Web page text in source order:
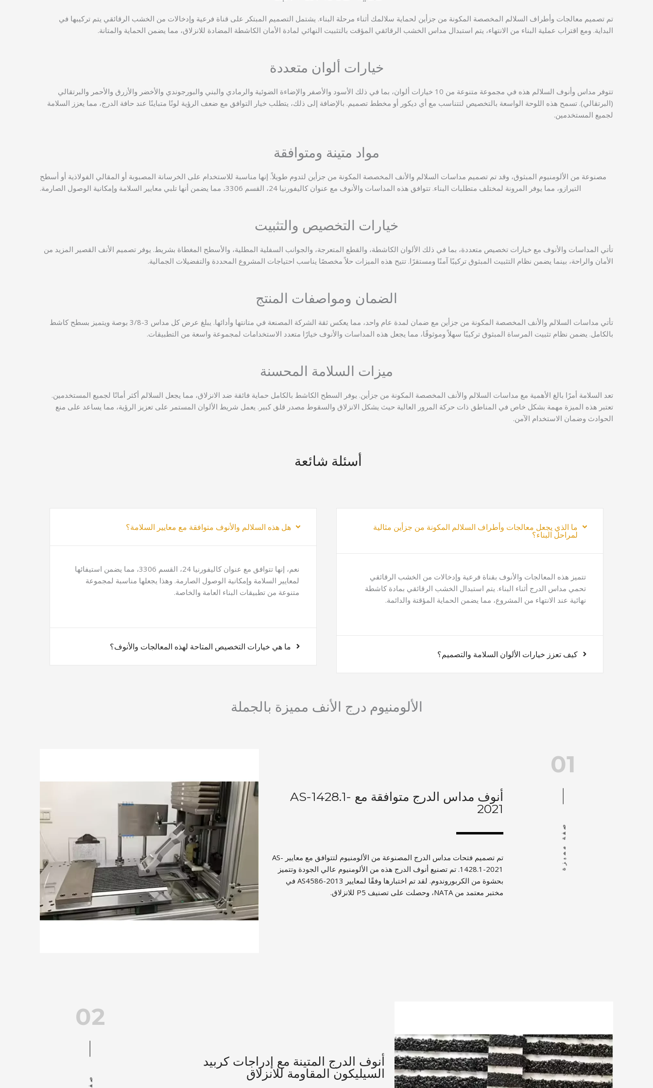
تم تصميم معالجات وأطراف السلالم المخصصة المكونة من جزأين لحماية سلالمك أثناء مرحلة البناء. يشتمل التصميم المبتكر على قناة فرعية وإدخالات من الخشب الرقائقي يتم تركيبها في
البداية. ومع اقتراب عملية البناء من الانتهاء، يتم استبدال مداس الخشب الرقائقي المؤقت بالتثبيت النهائي لمادة الأمان الكاشطة المضادة للانزلاق، مما يضمن الحماية والمتانة.
خيارات ألوان متعددة
تتوفر مداس وأنوف السلالم هذه في مجموعة متنوعة من 10 خيارات ألوان، بما في ذلك الأسود والأصفر والإضاءة الضوئية والرمادي والبني والبورجوندي والأخضر والأزرق والأحمر والبرتقالي
(البرتقالي). تسمح هذه اللوحة الواسعة بالتخصيص لتتناسب مع أي ديكور أو مخطط تصميم. بالإضافة إلى ذلك، يتطلب خيار التوافق مع ضعف الرؤية لونًا متباينًا عند حافة الدرج، مما يعزز السلامة
لجميع المستخدمين.
مواد متينة ومتوافقة
مصنوعة من الألومنيوم المبثوق، وقد تم تصميم مداسات السلالم والأنف المخصصة المكونة من جزأين لتدوم طويلاً. إنها مناسبة للاستخدام على الخرسانة المصبوبة أو المقالي الفولاذية أو أسطح
التيرازو، مما يوفر المرونة لمختلف متطلبات البناء. تتوافق هذه المداسات والأنوف مع عنوان كاليفورنيا 24، القسم 3306، مما يضمن أنها تلبي معايير السلامة وإمكانية الوصول الصارمة.
خيارات التخصيص والتثبيت
تأتي المداسات والأنوف مع خيارات تخصيص متعددة، بما في ذلك الألوان الكاشطة، والقطع المتعرجة، والجوانب السفلية المطلية، والأسطح المغطاة بشريط. يوفر تصميم الأنف القصير المزيد من
الأمان والراحة، بينما يضمن نظام التثبيت المبثوق تركيبًا آمنًا ومستقرًا. تتيح هذه الميزات حلاً مخصصًا يناسب احتياجات المشروع المحددة والتفضيلات الجمالية.
الضمان ومواصفات المنتج
تأتي مداسات السلالم والأنف المخصصة المكونة من جزأين مع ضمان لمدة عام واحد، مما يعكس ثقة الشركة المصنعة في متانتها وأدائها. يبلغ عرض كل مداس 3-3/8 بوصة ويتميز بسطح كاشط
بالكامل. يضمن نظام تثبيت المرساة المبثوق تركيبًا سهلاً وموثوقًا، مما يجعل هذه المداسات والأنوف خيارًا متعدد الاستخدامات لمجموعة واسعة من التطبيقات.
ميزات السلامة المحسنة
تعد السلامة أمرًا بالغ الأهمية مع مداسات السلالم والأنف المخصصة المكونة من جزأين. يوفر السطح الكاشط بالكامل حماية فائقة ضد الانزلاق، مما يجعل السلالم أكثر أمانًا لجميع المستخدمين.
تعتبر هذه الميزة مهمة بشكل خاص في المناطق ذات حركة المرور العالية حيث يشكل الانزلاق والسقوط مصدر قلق كبير. يعمل شريط الألوان المستمر على تعزيز الرؤية، مما يساعد على منع
الحوادث وضمان الاستخدام الآمن.
أسئلة شائعة
ما الذي يجعل معالجات وأطراف السلالم المكونة من جزأين مثالية
لمراحل البناء؟
تتميز هذه المعالجات والأنوف بقناة فرعية وإدخالات من الخشب الرقائقي
تحمي مداس الدرج أثناء البناء. يتم استبدال الخشب الرقائقي بمادة كاشطة
نهائية عند الانتهاء من المشروع، مما يضمن الحماية المؤقتة والدائمة.
كيف تعزز خيارات الألوان السلامة والتصميم؟
هل هذه السلالم والأنوف متوافقة مع معايير السلامة؟
نعم، إنها تتوافق مع عنوان كاليفورنيا 24، القسم 3306، مما يضمن استيفائها
لمعايير السلامة وإمكانية الوصول الصارمة. وهذا يجعلها مناسبة لمجموعة
متنوعة من تطبيقات البناء العامة والخاصة.
ما هي خيارات التخصيص المتاحة لهذه المعالجات والأنوف؟
الألومنيوم درج الأنف مميزة بالجملة
01
صفة مميزة
أنوف مداس الدرج متوافقة مع AS-1428.1-
2021
تم تصميم فتحات مداس الدرج المصنوعة من الألومنيوم لتتوافق مع معايير AS-
1428.1-2021. تم تصنيع أنوف الدرج هذه من الألومنيوم عالي الجودة وتتميز
بحشوة من الكربوروندوم. لقد تم اختبارها وفقًا لمعايير AS4586-2013 في
مختبر معتمد من NATA، وحصلت على تصنيف P5 للانزلاق.
أنوف الدرج المتينة مع إدراجات كربيد
السيليكون المقاومة للانزلاق
02